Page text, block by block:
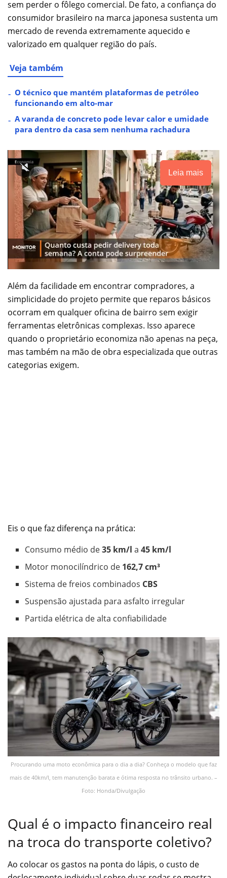
sem perder o fôlego comercial. De fato, a confiança do
consumidor brasileiro na marca japonesa sustenta um
mercado de revenda extremamente aquecido e
valorizado em qualquer região do país.
Veja também
O técnico que mantém plataformas de petróleo
funcionando em alto-mar
A varanda de concreto pode levar calor e umidade
para dentro da casa sem nenhuma rachadura
Leia mais
Além da facilidade em encontrar compradores, a
simplicidade do projeto permite que reparos básicos
ocorram em qualquer oficina de bairro sem exigir
ferramentas eletrônicas complexas. Isso aparece
quando o proprietário economiza não apenas na peça,
mas também na mão de obra especializada que outras
categorias exigem.
Eis o que faz diferença na prática:
Consumo médio de35 km/l a45 km/l
Motor monocilíndrico de 162,7 cm³
Sistema de freios combinados CBS
Suspensão ajustada para asfalto irregular
Partida elétrica de alta confiabilidade
Procurando uma moto econômica para o dia a dia? Conheça o modelo que faz
mais de 40km/l, tem manutenção barata e ótima resposta no trânsito urbano. –
Foto: Honda/Divulgação
Qual é o impacto financeiro real
na troca do transporte coletivo?
Ao colocar os gastos na ponta do lápis, o custo de